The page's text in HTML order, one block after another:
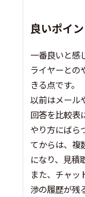
良いポイ
一番良いと感
ライヤーとの
きる点です。
以前はメール
回答を比較表
やり方にばら
てからは、複
になり、見積
また、チャッ
渉の履歴が残